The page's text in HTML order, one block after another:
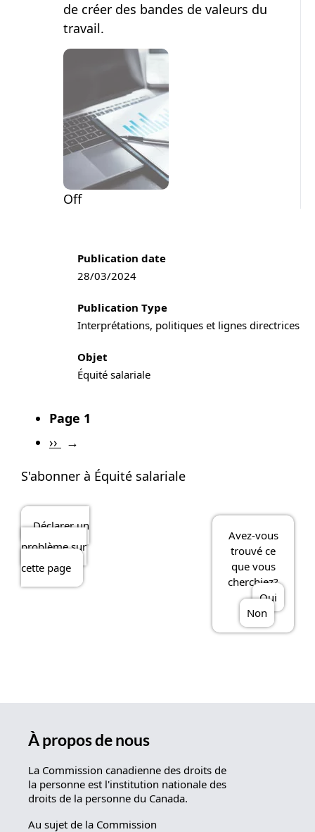
de créer des bandes de valeurs du
travail.
Off
Publication information
Publication date
28/03/2024
Publication Type
Interprétations, politiques et lignes directrices
Objet
Équité salariale
Pagination
Page 1
P
g
u
i
v
a
››
S'abonner à Équité salariale
Déclarer un
problème sur
cette page
Avez-vous
trouvé ce
que vous
cherchiez?
Oui
Non
À propos de nous
La Commission canadienne des droits de
la personne est l'institution nationale des
droits de la personne du Canada.
Au sujet de la Commission